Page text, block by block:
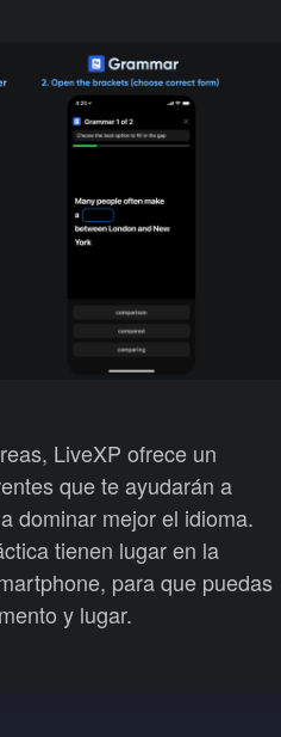
LiveXP ofrece un
que te ayudarán a
dominar mejor el idioma.
tienen lugar en la
para que puedas
y lugar.